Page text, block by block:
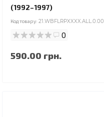
(1992–1997)
Код товару: 21.WBFLRPXXXX.ALL.0.00
0
590.00 грн.